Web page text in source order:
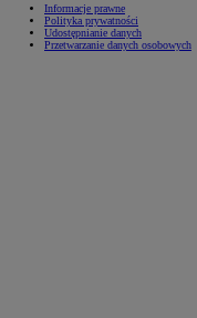
Informacje prawne
Polityka prywatności
Udostępnianie danych
Przetwarzanie danych osobowych